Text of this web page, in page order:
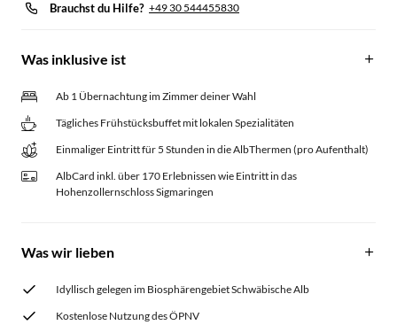
Brauchst du Hilfe? +49 30 544455830
Was inklusive ist
Ab 1 Übernachtung im Zimmer deiner Wahl
Tägliches Frühstücksbuffet mit lokalen Spezialitäten
Einmaliger Eintritt für 5 Stunden in die AlbThermen (pro Aufenthalt)
AlbCard inkl. über 170 Erlebnissen wie Eintritt in das
Hohenzollernschloss Sigmaringen
Was wir lieben
Idyllisch gelegen im Biosphärengebiet Schwäbische Alb
Kostenlose Nutzung des ÖPNV